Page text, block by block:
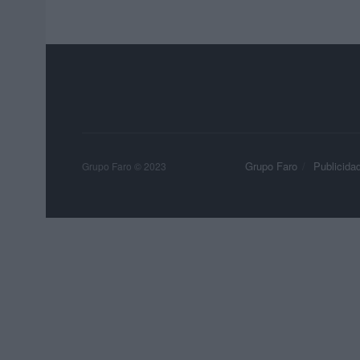
Grupo Faro Publicidad
Grupo Faro © 2023